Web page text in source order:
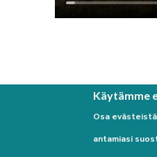
Käytämme
Osa
antamiasi